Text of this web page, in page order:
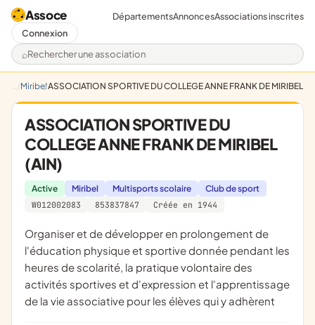
Assoce
Rechercher une association
DépartementsAnnoncesAssociations inscrites
Connexion
MiribelASSOCIATION SPORTIVE DU COLLEGE ANNE FRANK DE MIRIBEL
ASSOCIATION SPORTIVE DU
COLLEGE ANNE FRANK DE MIRIBEL
(AIN)
Active Miribel Multisports scolaire
Club de sport
W012002083
853837847 Créée en 1944
organiser et de développer en prolongement de
l'éducation physique et sportive donnée pendant les
heures de scolarité, la pratique volontaire des
activités sportives et d'expression et l'apprentissage
de la vie associative pour les élèves qui y adhèrent